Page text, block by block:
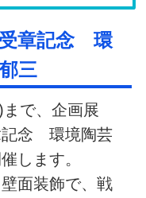
受章記念 環
三
で、企画展
記念 環境陶芸
します。
面装飾で、戦